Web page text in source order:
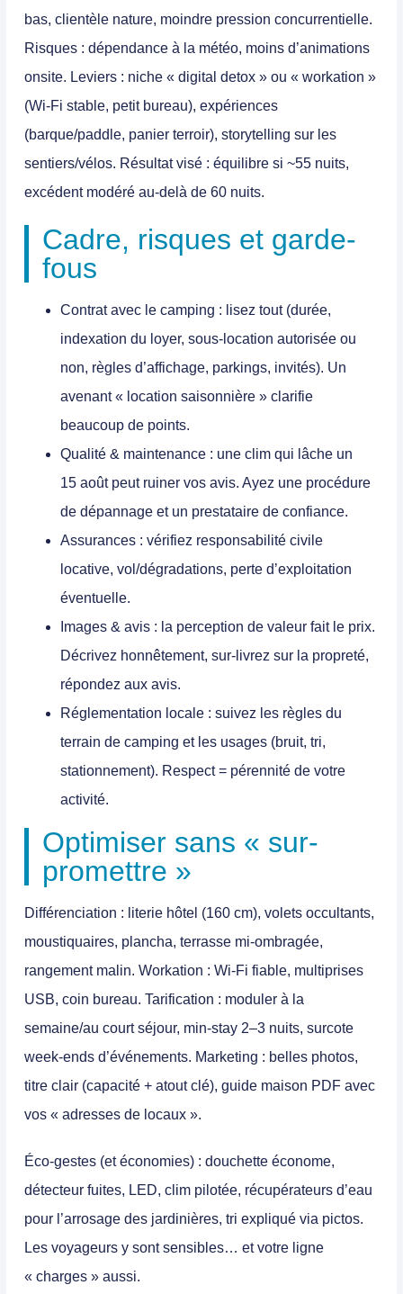
bas, clientèle nature, moindre pression concurrentielle.
Risques : dépendance à la météo, moins d’animations
onsite. Leviers : niche « digital detox » ou « workation »
(Wi-Fi stable, petit bureau), expériences
(barque/paddle, panier terroir), storytelling sur les
sentiers/vélos. Résultat visé : équilibre si ~55 nuits,
excédent modéré au-delà de 60 nuits.
Cadre, risques et garde-
fous
Contrat avec le camping : lisez tout (durée,
indexation du loyer, sous-location autorisée ou
non, règles d’affichage, parkings, invités). Un
avenant « location saisonnière » clarifie
beaucoup de points.
Qualité & maintenance : une clim qui lâche un
15 août peut ruiner vos avis. Ayez une procédure
de dépannage et un prestataire de confiance.
Assurances : vérifiez responsabilité civile
locative, vol/dégradations, perte d’exploitation
éventuelle.
Images & avis : la perception de valeur fait le prix.
Décrivez honnêtement, sur-livrez sur la propreté,
répondez aux avis.
Réglementation locale : suivez les règles du
terrain de camping et les usages (bruit, tri,
stationnement). Respect = pérennité de votre
activité.
Optimiser sans « sur-
promettre »
Différenciation : literie hôtel (160 cm), volets occultants,
moustiquaires, plancha, terrasse mi-ombragée,
rangement malin. Workation : Wi-Fi fiable, multiprises
USB, coin bureau. Tarification : moduler à la
semaine/au court séjour, min-stay 2–3 nuits, surcote
week-ends d’événements. Marketing : belles photos,
titre clair (capacité + atout clé), guide maison PDF avec
vos « adresses de locaux ».
Éco-gestes (et économies) : douchette économe,
détecteur fuites, LED, clim pilotée, récupérateurs d’eau
pour l’arrosage des jardinières, tri expliqué via pictos.
Les voyageurs y sont sensibles… et votre ligne
« charges » aussi.